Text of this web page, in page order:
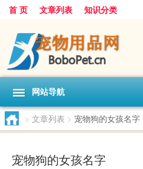
首 页 文章列表 知识分类
网站导航
> 文章列表 > 宠物狗的女孩名字
宠物狗的女孩名字